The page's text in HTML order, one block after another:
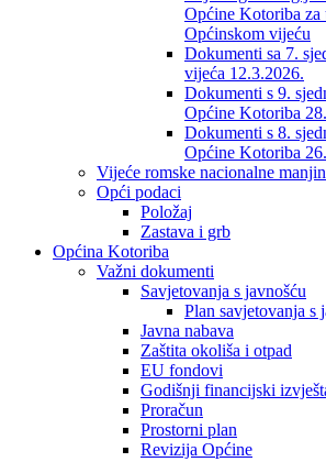
Općine Kotoriba za
Općinskom vijeću
Dokumenti sa 7.
vijeća 12.3.2026.
Dokumenti s 9.
Općine Kotoriba
Dokumenti s 8.
Općine Kotoriba
Vijeće romske nacionalne
Opći podaci
Položaj
Zastava i grb
Općina Kotoriba
Važni dokumenti
Savjetovanja s javnošću
Plan savjetovanja s
Javna nabava
Zaštita okoliša i otpad
EU fondovi
Godišnji financijski
Proračun
Prostorni plan
Revizija Općine